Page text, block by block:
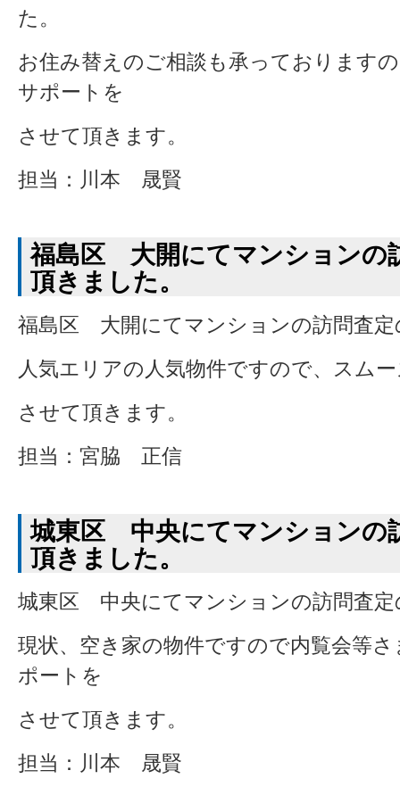
た。
お住み替えのご相談も承っております
サポートを
させて頂きます。
担当：川本 晟賢
福島区 大開にてマンションの
頂きました。
福島区 大開にてマンションの訪問査定
人気エリアの人気物件ですので、スム
させて頂きます。
担当：宮脇 正信
城東区 中央にてマンションの
頂きました。
城東区 中央にてマンションの訪問査定
現状、空き家の物件ですので内覧会等
ポートを
させて頂きます。
担当：川本 晟賢